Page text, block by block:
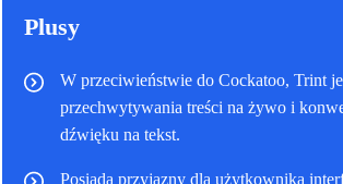
Plusy
W przeciwieństwie do Cockatoo, Trint
przechwytywania treści na żywo i
dźwięku na tekst.
Posiada przyjazny dla użytkownika